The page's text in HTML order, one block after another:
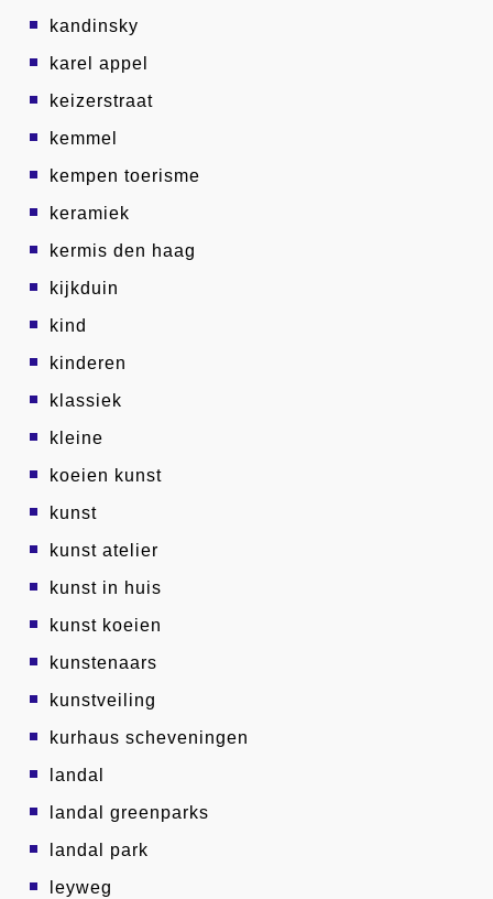
kandinsky
karel appel
keizerstraat
kemmel
kempen toerisme
keramiek
kermis den haag
kijkduin
kind
kinderen
klassiek
kleine
koeien kunst
kunst
kunst atelier
kunst in huis
kunst koeien
kunstenaars
kunstveiling
kurhaus scheveningen
landal
landal greenparks
landal park
leyweg